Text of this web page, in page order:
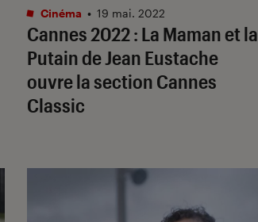
Cannes 2022 : La Maman et la
Putain de Jean Eustache
ouvre la section Cannes
Classic
Cinéma • 19 mai. 2022